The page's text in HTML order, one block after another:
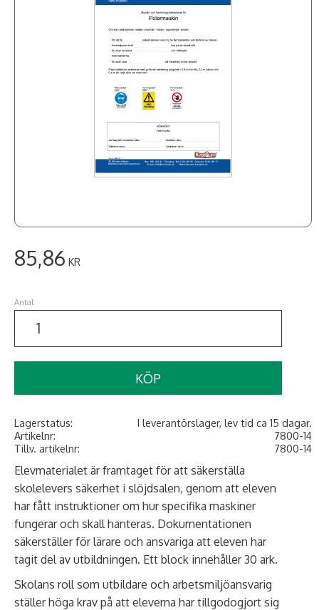
85,86 KR
Antal
KÖP
Lagerstatus
I leverantörslager, lev tid ca 15 dagar.
Artikelnr
7800-14
Tillv. artikelnr
7800-14
Elevmaterialet är framtaget för att säkerställa
skolelevers säkerhet i slöjdsalen, genom att eleven
har fått instruktioner om hur specifika maskiner
fungerar och skall hanteras. Dokumentationen
säkerställer för lärare och ansvariga att eleven har
tagit del av utbildningen. Ett block innehåller 30 ark.
Skolans roll som utbildare och arbetsmiljöansvarig
ställer höga krav på att eleverna har tillgodo­gjort sig